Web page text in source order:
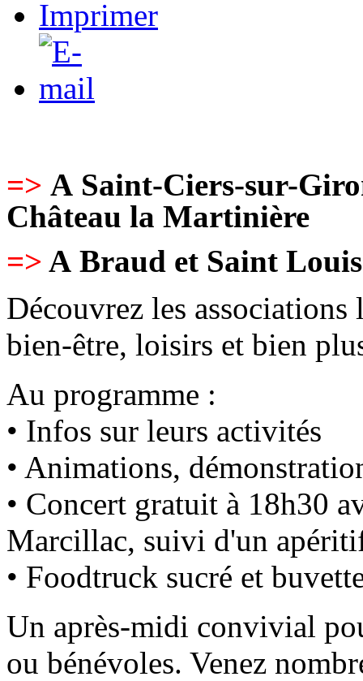
=> A Saint-Ciers-sur-
Château la Martinière
=> A Braud et Saint Louis
Découvrez les
bien-être, loisirs et bien
Au programme :
• Infos sur leurs activités
• Animations,
• Concert gratuit à 18h30
Marcillac, suivi d'un
• Foodtruck sucré et
Un après-midi convivial
ou bénévoles. Venez